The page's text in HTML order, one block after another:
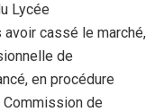
Lycée
avoir cassé le marché,
de
en procédure
Commission de